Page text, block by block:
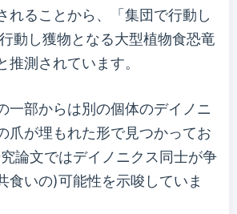
れることから、「集団で行動し
動し獲物となる大型植物食恐竜
推測されています。
一部からは別の個体のデイノニ
爪が埋もれた形で見つかってお
論文ではデイノニクス同士が争
食いの)可能性を示唆していま